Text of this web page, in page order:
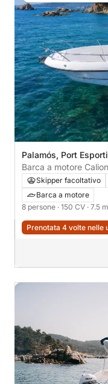
Palamós, Port
Skipper facoltativo
Barca a motore
8 persone · 150 CV · 7.5 m
Prenotata 4 volte nelle